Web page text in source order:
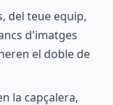
del teue equip,
d'imatges
el doble de
la capçalera,